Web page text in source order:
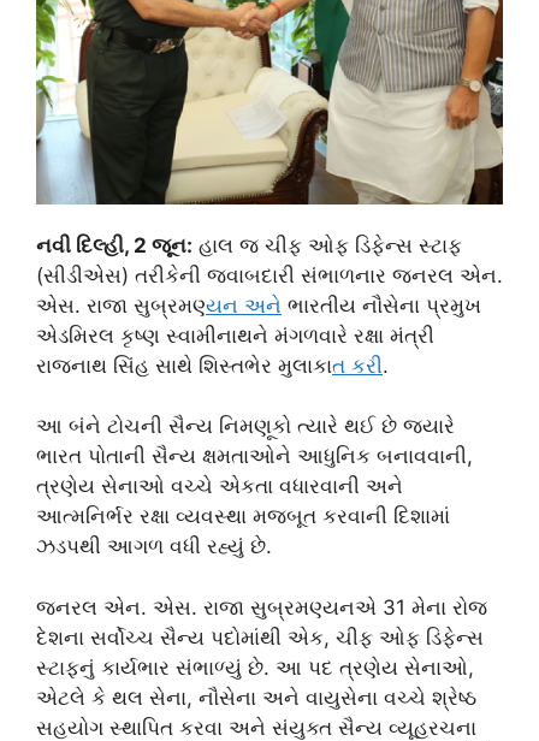
નવી દિલ્હી, 2 જૂન: હાલ જ ચીફ ઓફ ડિફેન્સ સ્ટાફ
(સીડીએસ) તરીકેની જવાબદારી સંભાળનાર જનરલ એન.
એસ. રાજા સુબ્રમણ્યન અન ે ભારતીય નૌસેના પ્રમુખ
એડમિરલ કૃષ્ણ સ્વામીનાથને મંગળવારે રક્ષા મંત્રી
રાજનાથ સિંહ સાથે શિસ્તભેર મુલાકાત કરી.
આ બંને ટોચની સૈન્ય નિમણૂકો ત્યારે થઈ છે જ્યારે
ભારત પોતાની સૈન્ય ક્ષમતાઓને આધુનિક બનાવવાની,
ત્રણેય સેનાઓ વચ્ચે એકતા વધારવાની અને
આત્મનિર્ભર રક્ષા વ્યવસ્થા મજબૂત કરવાની દિશામાં
ઝડપથી આગળ વધી રહ્યું છે.
જનરલ એન. એસ. રાજા સુબ્રમણ્યનએ 31 મેના રોજ
દેશના સર્વોચ્ચ સૈન્ય પદોમાંથી એક, ચીફ ઓફ ડિફેન્સ
સ્ટાફનું કાર્યભાર સંભાળ્યું છે. આ પદ ત્રણેય સેનાઓ,
એટલે કે થલ સેના, નૌસેના અને વાયુસેના વચ્ચે શ્રેષ્ઠ
સહયોગ સ્થાપિત કરવા અને સંયુક્ત સૈન્ય વ્યૂહરચના